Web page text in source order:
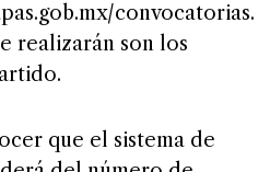
convocatorias.
realizarán son los
que el sistema de